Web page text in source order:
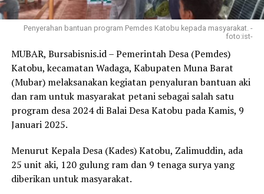
Penyerahan bantuan program Pemdes Katobu kepada masyarakat. -
foto:ist-
MUBAR, Bursabisnis.id – Pemerintah Desa (Pemdes)
Katobu, kecamatan Wadaga, Kabupaten Muna Barat
(Mubar) melaksanakan kegiatan penyaluran bantuan aki
dan ram untuk masyarakat petani sebagai salah satu
program desa 2024 di Balai Desa Katobu pada Kamis, 9
Januari 2025.
Menurut Kepala Desa (Kades) Katobu, Zalimuddin, ada
25 unit aki, 120 gulung ram dan 9 tenaga surya yang
diberikan untuk masyarakat.